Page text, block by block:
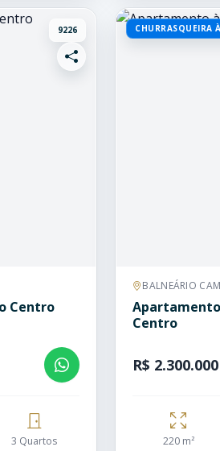
9226
Centro
3 Quartos
CHURRASQUEIRA
BALNEÁRIO
Centro
R$ 2.300.000
220 m²